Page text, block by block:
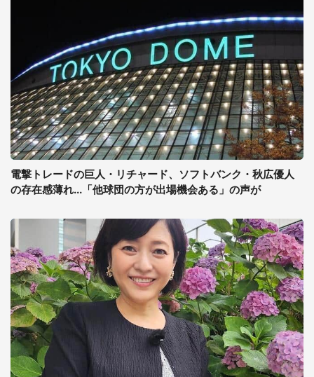
電撃トレードの巨人・リチャード、ソフトバンク・秋広優人
の存在感薄れ...「他球団の方が出場機会ある」の声が